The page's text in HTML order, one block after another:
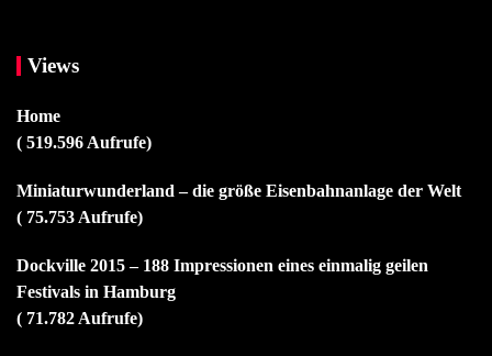
Views
Home
( 519.596 Aufrufe)
Miniaturwunderland – die größe Eisenbahnanlage der Welt
( 75.753 Aufrufe)
Dockville 2015 – 188 Impressionen eines einmalig geilen
Festivals in Hamburg
( 71.782 Aufrufe)